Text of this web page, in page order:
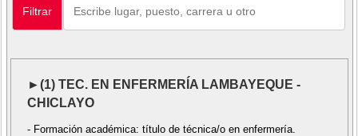
Filtrar
►(1) TEC. EN ENFERMERÍA LAMBAYEQUE -
CHICLAYO
- Formación académica: título de técnica/o en enfermería.